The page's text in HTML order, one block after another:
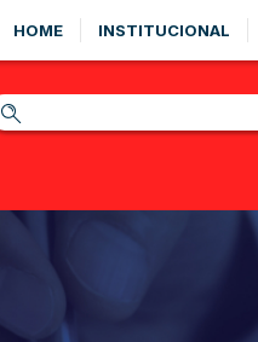
HOME INSTITUCIONAL